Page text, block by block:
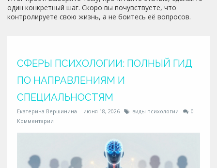
один конкретный шаг. Скоро вы почувствуете, что
контролируете свою жизнь, а не боитесь её вопросов.
СФЕРЫ ПСИХОЛОГИИ: ПОЛНЫЙ ГИД
ПО НАПРАВЛЕНИЯМ И
СПЕЦИАЛЬНОСТЯМ
Екатерина Вершинина июня 18, 2026 виды психологии
0
Комментарии